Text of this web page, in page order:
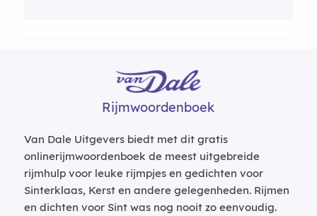
Rijmwoordenboek
Van Dale Uitgevers biedt met dit gratis
onlinerijmwoordenboek de meest uitgebreide
rijmhulp voor leuke rijmpjes en gedichten voor
Sinterklaas, Kerst en andere gelegenheden. Rijmen
en dichten voor Sint was nog nooit zo eenvoudig.